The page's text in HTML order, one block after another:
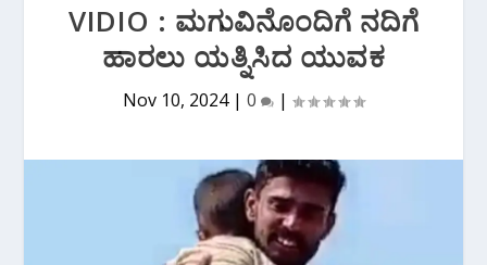
VIDIO : ಮಗುವಿನೊಂದಿಗೆ ನದಿಗೆ
ಹಾರಲು ಯತ್ನಿಸಿದ ಯುವಕ
Nov 10, 2024| 0 |